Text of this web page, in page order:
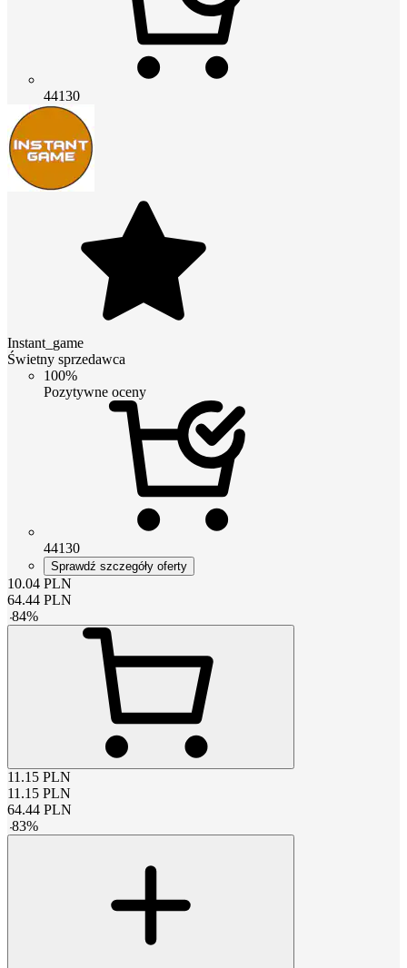
44130
Instant_game
Świetny sprzedawca
100%
Pozytywne oceny
44130
Sprawdź szczegóły oferty
10.04 PLN
64.44 PLN
-84%
11.15 PLN
11.15 PLN
64.44 PLN
-83%